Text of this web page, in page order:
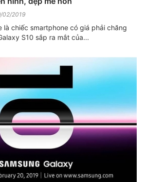
02/2019
là chiếc smartphone có giá phải chăng
S10 sắp ra mắt của...